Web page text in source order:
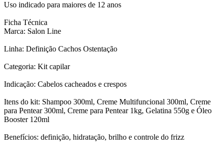
Uso indicado para maiores de 12 anos
Ficha Técnica
Marca: Salon Line
Linha: Definição Cachos Ostentação
Categoria: Kit capilar
Indicação: Cabelos cacheados e crespos
Itens do kit: Shampoo 300ml, Creme Multifuncional 300ml, Creme
para Pentear 300ml, Creme para Pentear 1kg, Gelatina 550g e Óleo
Booster 120ml
Benefícios: definição, hidratação, brilho e controle do frizz